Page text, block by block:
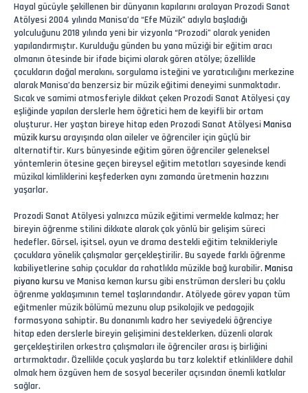
Hayal gücüyle şekillenen bir dünyanın kapılarını aralayan Prozodi Sanat
Atölyesi 2004 yılında Manisa’da “Efe Müzik” adıyla başladığı
yolculuğunu 2018 yılında yeni bir vizyonla “Prozodi” olarak yeniden
yapılandırmıştır. Kurulduğu günden bu yana müziği bir eğitim aracı
olmanın ötesinde bir ifade biçimi olarak gören atölye; özellikle
çocukların doğal merakını, sorgulama isteğini ve yaratıcılığını merkezine
alarak Manisa’da benzersiz bir müzik eğitimi deneyimi sunmaktadır.
Sıcak ve samimi atmosferiyle dikkat çeken Prozodi Sanat Atölyesi çay
eşliğinde yapılan derslerle hem öğretici hem de keyifli bir ortam
oluşturur. Her yaştan bireye hitap eden Prozodi Sanat Atölyesi Manisa
müzik kursu arayışında olan aileler ve öğrenciler için güçlü bir
alternatiftir. Kurs bünyesinde eğitim gören öğrenciler geleneksel
yöntemlerin ötesine geçen bireysel eğitim metotları sayesinde kendi
müzikal kimliklerini keşfederken aynı zamanda üretmenin hazzını
yaşarlar.
Prozodi Sanat Atölyesi yalnızca müzik eğitimi vermekle kalmaz; her
bireyin öğrenme stilini dikkate alarak çok yönlü bir gelişim süreci
hedefler. Görsel, işitsel, oyun ve drama destekli eğitim teknikleriyle
çocuklara yönelik çalışmalar gerçekleştirilir. Bu sayede farklı öğrenme
kabiliyetlerine sahip çocuklar da rahatlıkla müzikle bağ kurabilir. Manisa
piyano kursu ve Manisa keman kursu gibi enstrüman dersleri bu çoklu
öğrenme yaklaşımının temel taşlarındandır. Atölyede görev yapan tüm
eğitmenler müzik bölümü mezunu olup psikolojik ve pedagojik
formasyona sahiptir. Bu donanımlı kadro her seviyedeki öğrenciye
hitap eden derslerle bireyin gelişimini desteklerken, düzenli olarak
gerçekleştirilen orkestra çalışmaları ile öğrenciler arası iş birliğini
artırmaktadır. Özellikle çocuk yaşlarda bu tarz kolektif etkinliklere dahil
olmak hem özgüven hem de sosyal beceriler açısından önemli katkılar
sağlar.